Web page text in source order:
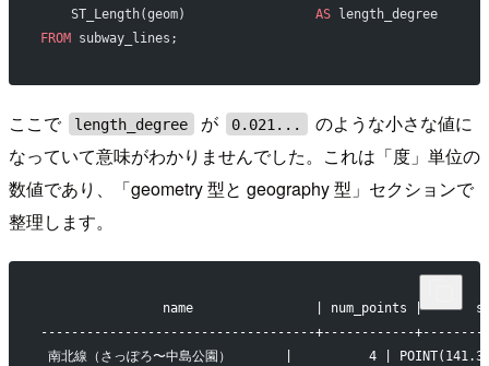
    ST_Length(geom)
AS length_degree
FROM subway_lines;
ここで length_degree が 0.021...
のような小さな値に
なっていて意味がわかりませんでした。これは「度」単位の
数値であり、「geometry 型と geography 型」セクションで
整理します。
name                | num_points |
------------------------------------+------------
南北線（さっぽろ〜中島公園）       |          4 |